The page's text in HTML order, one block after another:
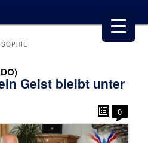
Geist bleibt unter
0